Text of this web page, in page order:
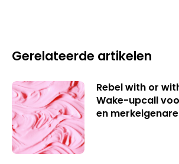
Gerelateerde artikelen
Rebel with or
Wake-upcall
en